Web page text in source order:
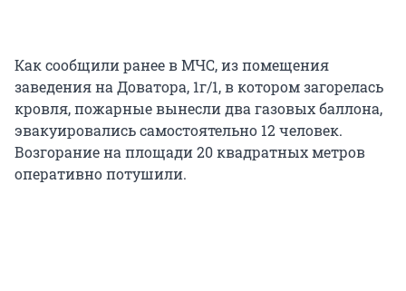
Как сообщили ранее в МЧС, из помещения
заведения на Доватора, 1г/1, в котором загорелась
кровля, пожарные вынесли два газовых баллона,
эвакуировались самостоятельно 12 человек.
Возгорание на площади 20 квадратных метров
оперативно потушили.